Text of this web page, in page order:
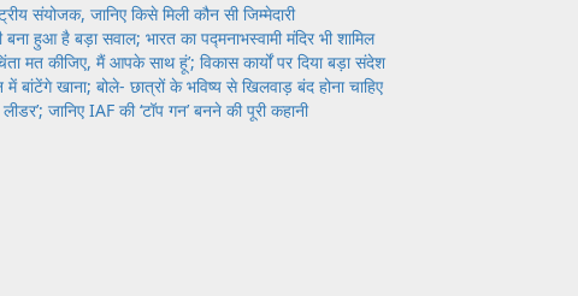
संयोजक, जानिए किसे मिली कौन सी जिम्मेदारी
हुआ है बड़ा सवाल; भारत का पद्मनाभस्वामी मंदिर भी शामिल
मत कीजिए, मैं आपके साथ हूं’; विकास कार्यों पर दिया बड़ा संदेश
बांटेंगे खाना; बोले- छात्रों के भविष्य से खिलवाड़ बंद होना चाहिए
जानिए IAF की ‘टॉप गन’ बनने की पूरी कहानी